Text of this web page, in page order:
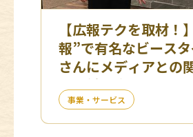
【広報テクを取材！
報”で有名なビース
さんにメディアとの
り＆働き方をインタビ
事業・サービス